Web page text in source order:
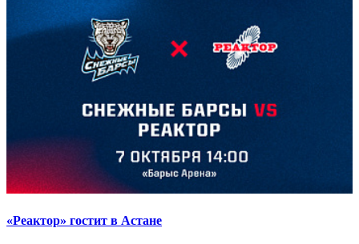
«Реактор» гостит в Астане